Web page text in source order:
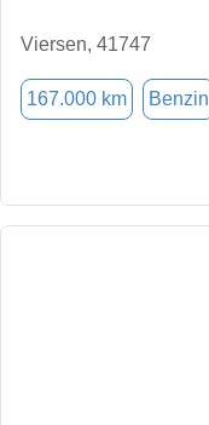
Viersen, 41747
167.000 km Benzin